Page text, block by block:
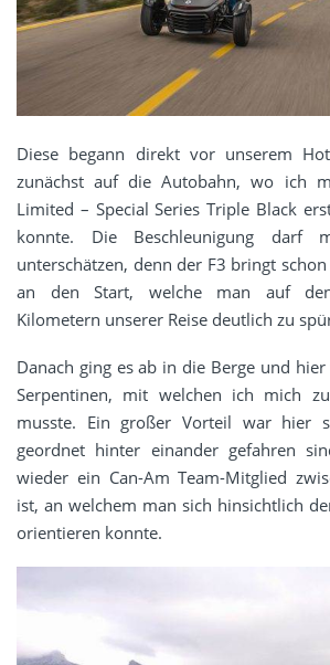
Diese begann direkt vor unserem
zunächst auf die Autobahn, wo ich
Limited – Special Series Triple Black
konnte. Die Beschleunigung darf
unterschätzen, denn der F3 bringt
an den Start, welche man auf
Kilometern unserer Reise deutlich zu
Danach ging es ab in die Berge und
Serpentinen, mit welchen ich mich
musste. Ein großer Vorteil war hier
geordnet hinter einander gefahren
wieder ein Can-Am Team-Mitglied
ist, an welchem man sich hinsichtlich
orientieren konnte.